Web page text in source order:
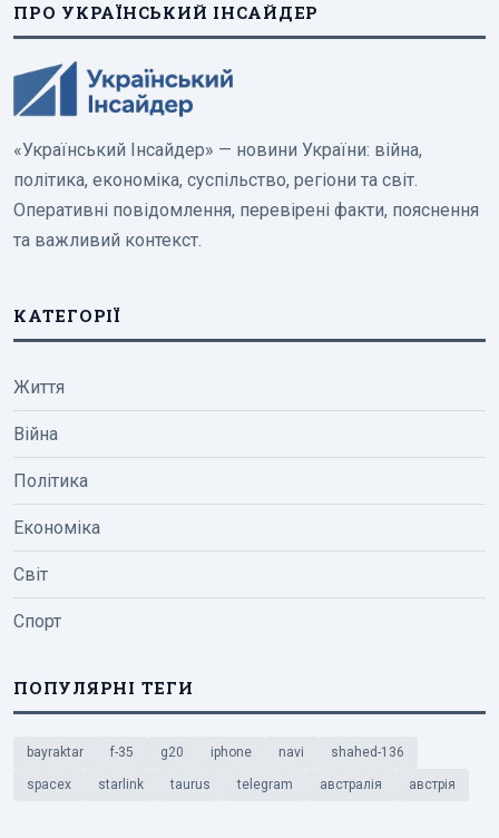
ПРО УКРАЇНСЬКИЙ ІНСАЙДЕР
«Український Інсайдер» — новини України: війна,
політика, економіка, суспільство, регіони та світ.
Оперативні повідомлення, перевірені факти, пояснення
та важливий контекст.
КАТЕГОРІЇ
Життя
Війна
Політика
Економіка
Світ
Спорт
ПОПУЛЯРНІ ТЕГИ
bayraktar f-35 g20 iphone navi shahed-136
spacex starlink taurus telegram австралія австрія